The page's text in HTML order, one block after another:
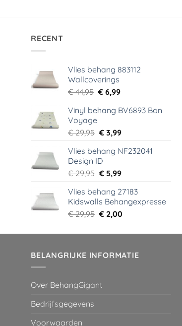
RECENT
Vlies behang 883112
Wallcoverings
€44,95 Oorspronkelijke
was:
€6,99Huidige
is:
Vinyl behang BV6893 Bon
Voyage
€29,95 Oorspronkelijke
was:
€ 29,95.
€3,99Huidige
is:
Vlies behang NF232041
Design ID
€29,95 Oorspronkelijke
was:
€ 29,95.
€5,99Huidige
is:
€ 5,99.
Vlies behang 27183
Kidswalls Behangexpresse
€29,95 Oorspronkelijke
was:
€2,00Huidige
is:
BELANGRIJKE INFORMATIE
Over BehangGigant
Bedrijfsgegevens
Voorwaarden